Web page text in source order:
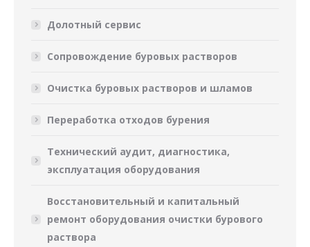
Долотный сервис
Сопровождение буровых растворов
Очистка буровых растворов и шламов
Переработка отходов бурения
Технический аудит, диагностика,
эксплуатация оборудования
Восстановительный и капитальный
ремонт оборудования очистки бурового
раствора